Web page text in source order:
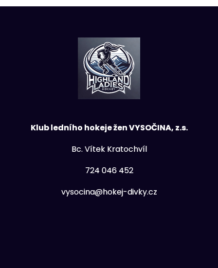
Klub ledního hokeje žen VYSOČINA, z.s.
Bc. Vítek Kratochvíl
724 046 452
vysocina@hokej-divky.cz